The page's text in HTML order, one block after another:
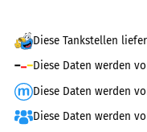
Diese Tankstellen
Diese Daten werden
Diese Daten werden
Diese Daten werden